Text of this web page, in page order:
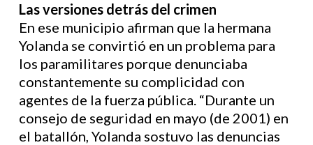
Las versiones detrás del crimen
En ese municipio afirman que la hermana
Yolanda se convirtió en un problema para
los paramilitares porque denunciaba
constantemente su complicidad con
agentes de la fuerza pública. “Durante un
consejo de seguridad en mayo (de 2001) en
el batallón, Yolanda sostuvo las denuncias